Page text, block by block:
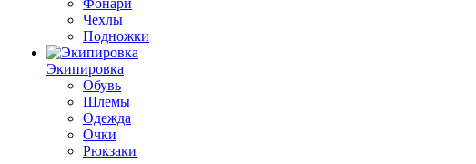
Фонари
Чехлы
Подножки
Экипировка
Обувь
Шлемы
Одежда
Очки
Рюкзаки